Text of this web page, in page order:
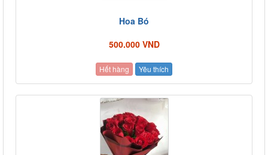
Hoa Bó
500.000 VND
Hết hàng Yêu thích